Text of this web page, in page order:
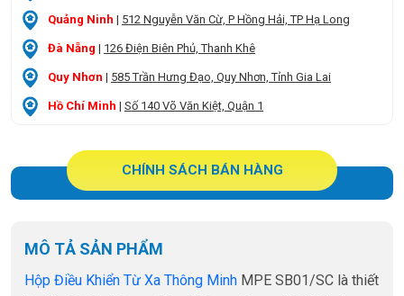
Quảng Ninh | 512 Nguyễn Văn Cừ, P Hồng Hải, TP Hạ Long
Đà Nẵng | 126 Điện Biên Phủ, Thanh Khê
Quy Nhơn | 585 Trần Hưng Đạo, Quy Nhơn, Tỉnh Gia Lai
Hồ Chí Minh | Số 140 Võ Văn Kiệt, Quận 1
CHÍNH SÁCH BÁN HÀNG
MÔ TẢ SẢN PHẨM
Hộp Điều Khiển Từ Xa Thông Minh MPE SB01/SC là thiết